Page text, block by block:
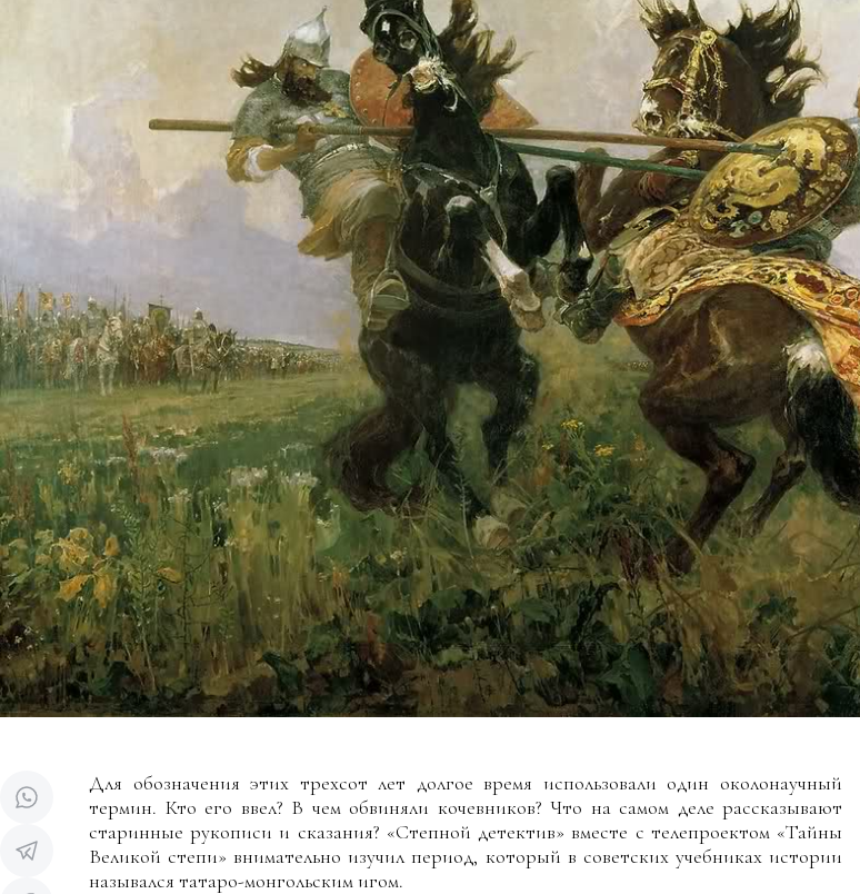
Для обозначения этих трехсот лет долгое время использовали один околонаучный
термин. Кто его ввел? В чем обвиняли кочевников? Что на самом деле рассказывают
старинные рукописи и сказания? «Степной детектив» вместе с телепроектом «Тайны
Великой степи» внимательно изучил период, который в советских учебниках истории
назывался татаро-монгольским игом.